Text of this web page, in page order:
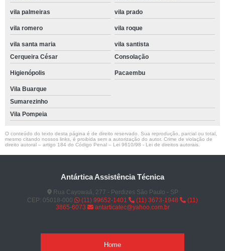
vila palmeiras vila prado
vila romero vila roque
vila santa maria
vila santista
Cerqueira César
Consolação
Higienópolis Pacaembu
Vila Buarque
Sumarezinho
Vila Pompeia
O conteúdo do texto desta página é de direito reservado. Sua reprodução, parcial ou total,
mesmo citando nossos links, é proibida sem a autorização do autor. Crime de violação de
direito autoral – artigo 184 do Código Penal – Lei 9610/98 - Lei de direitos autorais
Antártica Assistência Técnica
Rua Cayowaá, 277 - Perdizes São Paulo - SP
CEP: 05018-000
(11) 99652-1401 (11) 3673-1948
(11)
3865-6073
antarticatec@yahoo.com.br
Home